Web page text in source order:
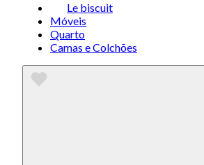
Le biscuit
Móveis
Quarto
Camas e Colchões